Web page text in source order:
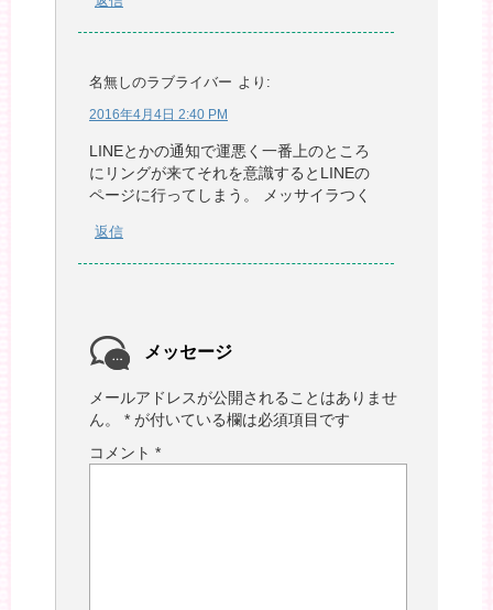
名無しのラブライバー より:
2016年4月4日 2:40 PM
LINEとかの通知で運悪く一番上のところ
にリングが来てそれを意識するとLINEの
ページに行ってしまう。 メッサイラつく
返信
メッセージ
メールアドレスが公開されることはありませ
ん。
* が付いている欄は必須項目です
コメント *